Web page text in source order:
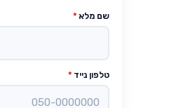
שם מלא *
טלפון נייד *